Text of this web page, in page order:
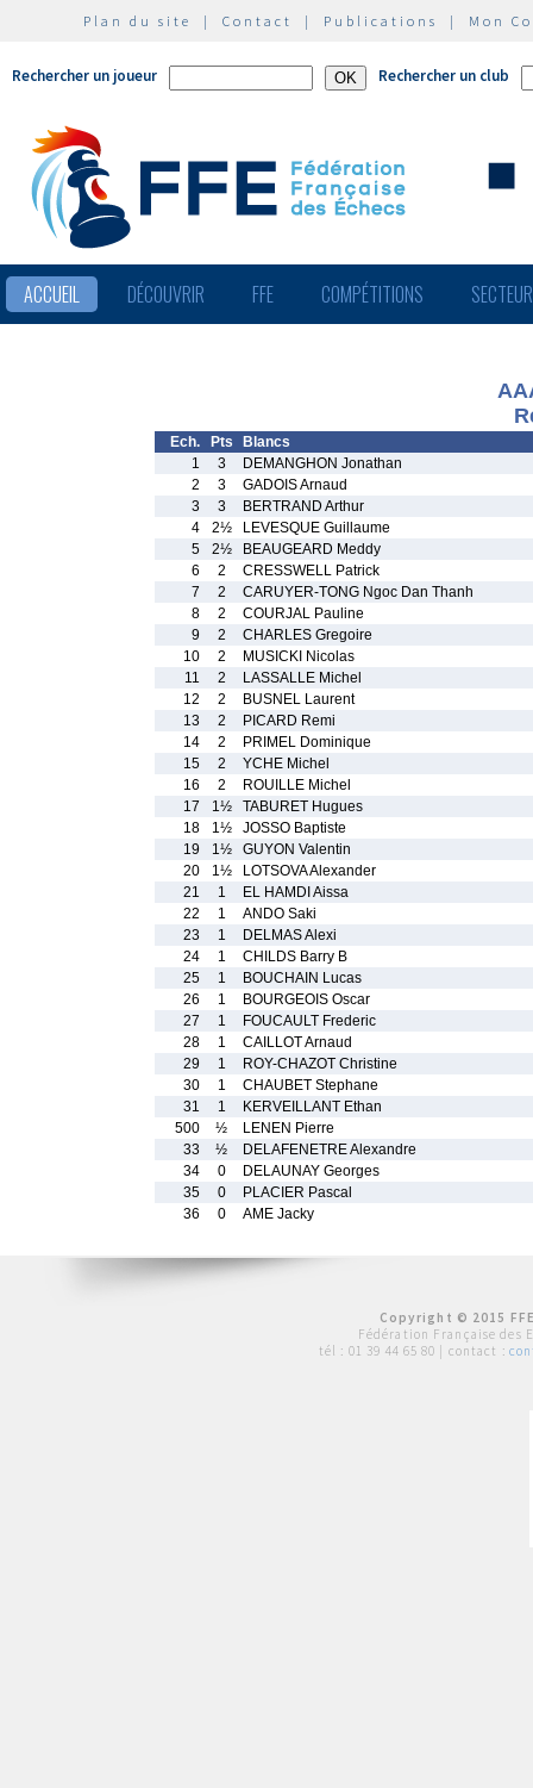
Plan du site | Contact | Publications | Mon
Rechercher un joueur Rechercher un club
ACCUEIL DÉCOUVRIR FFE COMPÉTITIONS
Ech. Pts
Blancs
1
3
DEMANGHON Jonathan
2
3
GADOIS Arnaud
3
3
BERTRAND Arthur
4
2½
LEVESQUE Guillaume
5
2½
BEAUGEARD Meddy
6
2
CRESSWELL Patrick
7
2
CARUYER-TONG Ngoc Dan Thanh
8
2
COURJAL Pauline
9
2
CHARLES Gregoire
10
2
MUSICKI Nicolas
11
2
LASSALLE Michel
12
2
BUSNEL Laurent
13
2
PICARD Remi
14
2
PRIMEL Dominique
15
2
YCHE Michel
16
2
ROUILLE Michel
17
1½
TABURET Hugues
18
1½
JOSSO Baptiste
19
1½
GUYON Valentin
20
1½
LOTSOVA Alexander
21
1
EL HAMDI Aissa
22
1
ANDO Saki
23
1
DELMAS Alexi
24
1
CHILDS Barry B
25
1
BOUCHAIN Lucas
26
1
BOURGEOIS Oscar
27
1
FOUCAULT Frederic
28
1
CAILLOT Arnaud
29
1
ROY-CHAZOT Christine
30
1
CHAUBET Stephane
31
1
KERVEILLANT Ethan
500
½
LENEN Pierre
33
½
DELAFENETRE Alexandre
34
0
DELAUNAY Georges
35
0
PLACIER Pascal
36
0 AME Jacky
Copyright © 2015
Fédération Française des
tél : 01 39 44 65 80 | contact :